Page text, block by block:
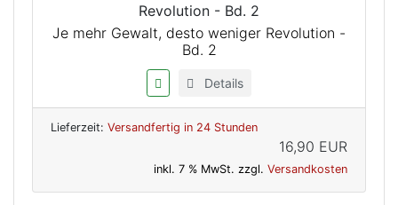
Je mehr Gewalt, desto weniger Revolution -
Bd. 2
Details
Lieferzeit: Versandfertig in 24 Stunden
16,90 EUR
inkl. 7 % MwSt. zzgl. Versandkosten